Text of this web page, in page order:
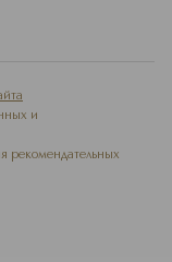
и
рекомендательных